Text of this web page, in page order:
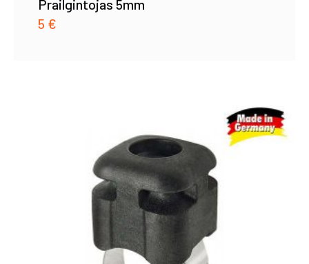
Prailgintojas 5mm
5 €